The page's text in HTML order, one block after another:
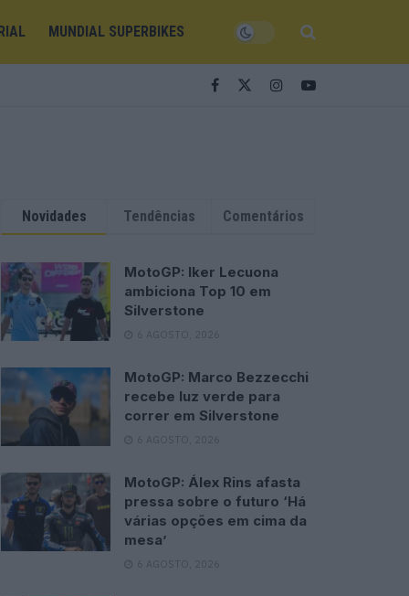
MUNDIAL SUPERBIKES
Novidades Tendências Comentários
MotoGP: Iker Lecuona
ambiciona Top 10 em
Silverstone
6 AGOSTO, 2026
MotoGP: Marco Bezzecchi
recebe luz verde para
correr em Silverstone
6 AGOSTO, 2026
MotoGP: Álex Rins afasta
pressa sobre o futuro ‘Há
várias opções em cima da
mesa’
6 AGOSTO, 2026